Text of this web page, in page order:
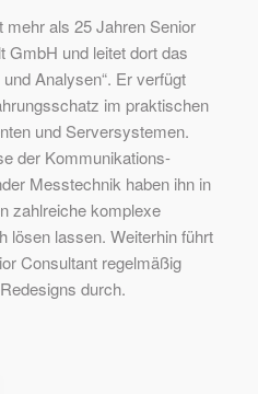
als 25 Jahren Senior
GmbH und leitet dort das
Analysen“. Er verfügt
im praktischen
und Serversystemen.
der Kommunikations-
Messtechnik haben ihn in
zahlreiche komplexe
lösen lassen. Weiterhin führt
Consultant regelmäßig
durch.